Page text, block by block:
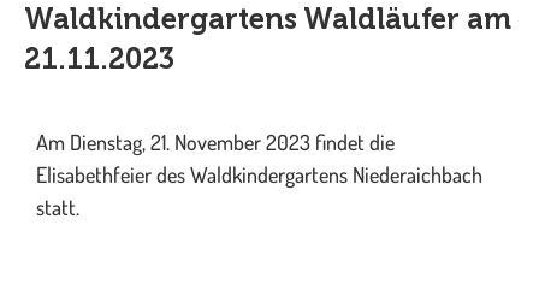
Waldkindergartens Waldläufer am
21.11.2023
Am Dienstag, 21. November 2023 findet die
Elisabethfeier des Waldkindergartens Niederaichbach
statt.